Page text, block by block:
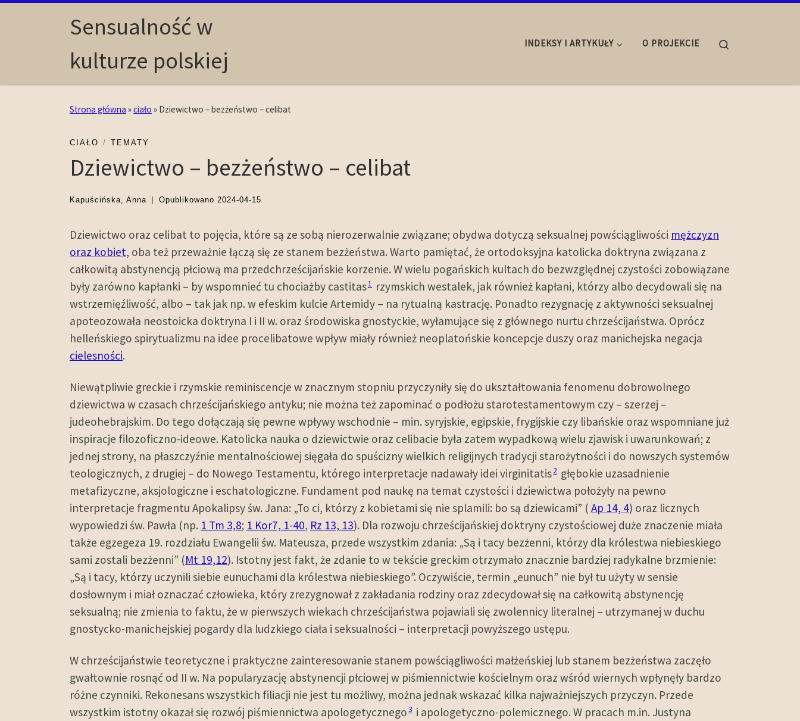
Skip to contentSensualność w
kulturze polskiej
INDEKSY I ARTYKUŁY O PROJEKCIE
Strona główna »ciało » Dziewictwo – bezżeństwo – celibat
CIAŁO TEMATY
Dziewictwo – bezżeństwo – celibat
Kapuścińska, Anna Opublikowano 2024-04-15
Dziewictwo oraz celibat to pojęcia, które są ze sobą nierozerwalnie związane; obydwa dotyczą seksualnej powściągliwości mężczyzn
oraz kobiet, oba też przeważnie łączą się ze stanem bezżeństwa. Warto pamiętać, że ortodoksyjna katolicka doktryna związana z
całkowitą abstynencją płciową ma przedchrześcijańskie korzenie. W wielu pogańskich kultach do bezwzględnej czystości zobowiązane
były zarówno kapłanki – by wspomnieć tu chociażby castitas1 rzymskich westalek, jak również kapłani, którzy albo decydowali się na
wstrzemięźliwość, albo – tak jak np. w efeskim kulcie Artemidy – na rytualną kastrację. Ponadto rezygnację z aktywności seksualnej
apoteozowała neostoicka doktryna I i II w. oraz środowiska gnostyckie, wyłamujące się z głównego nurtu chrześcijaństwa. Oprócz
helleńskiego spirytualizmu na idee procelibatowe wpływ miały również neoplatońskie koncepcje duszy oraz manichejska negacja
cielesności.
Niewątpliwie greckie i rzymskie reminiscencje w znacznym stopniu przyczyniły się do ukształtowania fenomenu dobrowolnego
dziewictwa w czasach chrześcijańskiego antyku; nie można też zapominać o podłożu starotestamentowym czy – szerzej –
judeohebrajskim. Do tego dołączają się pewne wpływy wschodnie – min. syryjskie, egipskie, frygijskie czy libańskie oraz wspomniane już
inspiracje filozoficzno-ideowe. Katolicka nauka o dziewictwie oraz celibacie była zatem wypadkową wielu zjawisk i uwarunkowań; z
jednej strony, na płaszczyźnie mentalnościowej sięgała do spuścizny wielkich religijnych tradycji starożytności i do nowszych systemów
teologicznych, z drugiej – do Nowego Testamentu, którego interpretacje nadawały idei virginitatis2 głębokie uzasadnienie
metafizyczne, aksjologiczne i eschatologiczne. Fundament pod naukę na temat czystości i dziewictwa położyły na pewno
interpretacje fragmentu Apokalipsy św. Jana: „To ci, którzy z kobietami się nie splamili: bo są dziewicami” ( Ap 14, 4) oraz licznych
wypowiedzi św. Pawła (np. 1 Tm 3,8; 1 Kor7, 1-40, Rz 13, 13). Dla rozwoju chrześcijańskiej doktryny czystościowej duże znaczenie miała
także egzegeza 19. rozdziału Ewangelii św. Mateusza, przede wszystkim zdania: „Są i tacy bezżenni, którzy dla królestwa niebieskiego
sami zostali bezżenni” (Mt 19,12). Istotny jest fakt, że zdanie to w tekście greckim otrzymało znacznie bardziej radykalne brzmienie:
„Są i tacy, którzy uczynili siebie eunuchami dla królestwa niebieskiego”. Oczywiście, termin „eunuch” nie był tu użyty w sensie
dosłownym i miał oznaczać człowieka, który zrezygnował z zakładania rodziny oraz zdecydował się na całkowitą abstynencję
seksualną; nie zmienia to faktu, że w pierwszych wiekach chrześcijaństwa pojawiali się zwolennicy literalnej – utrzymanej w duchu
gnostycko-manichejskiej pogardy dla ludzkiego ciała i seksualności – interpretacji powyższego ustępu.
W chrześcijaństwie teoretyczne i praktyczne zainteresowanie stanem powściągliwości małżeńskiej lub stanem bezżeństwa zaczęło
gwałtownie rosnąć od II w. Na popularyzację abstynencji płciowej w piśmiennictwie kościelnym oraz wśród wiernych wpłynęły bardzo
różne czynniki. Rekonesans wszystkich filiacji nie jest tu możliwy, można jednak wskazać kilka najważniejszych przyczyn. Przede
wszystkim istotny okazał się rozwój piśmiennictwa apologetycznego3 i apologetyczno-polemicznego. W pracach m.in. Justyna